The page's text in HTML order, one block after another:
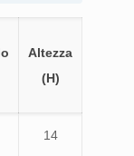
Altezza
(H)
14